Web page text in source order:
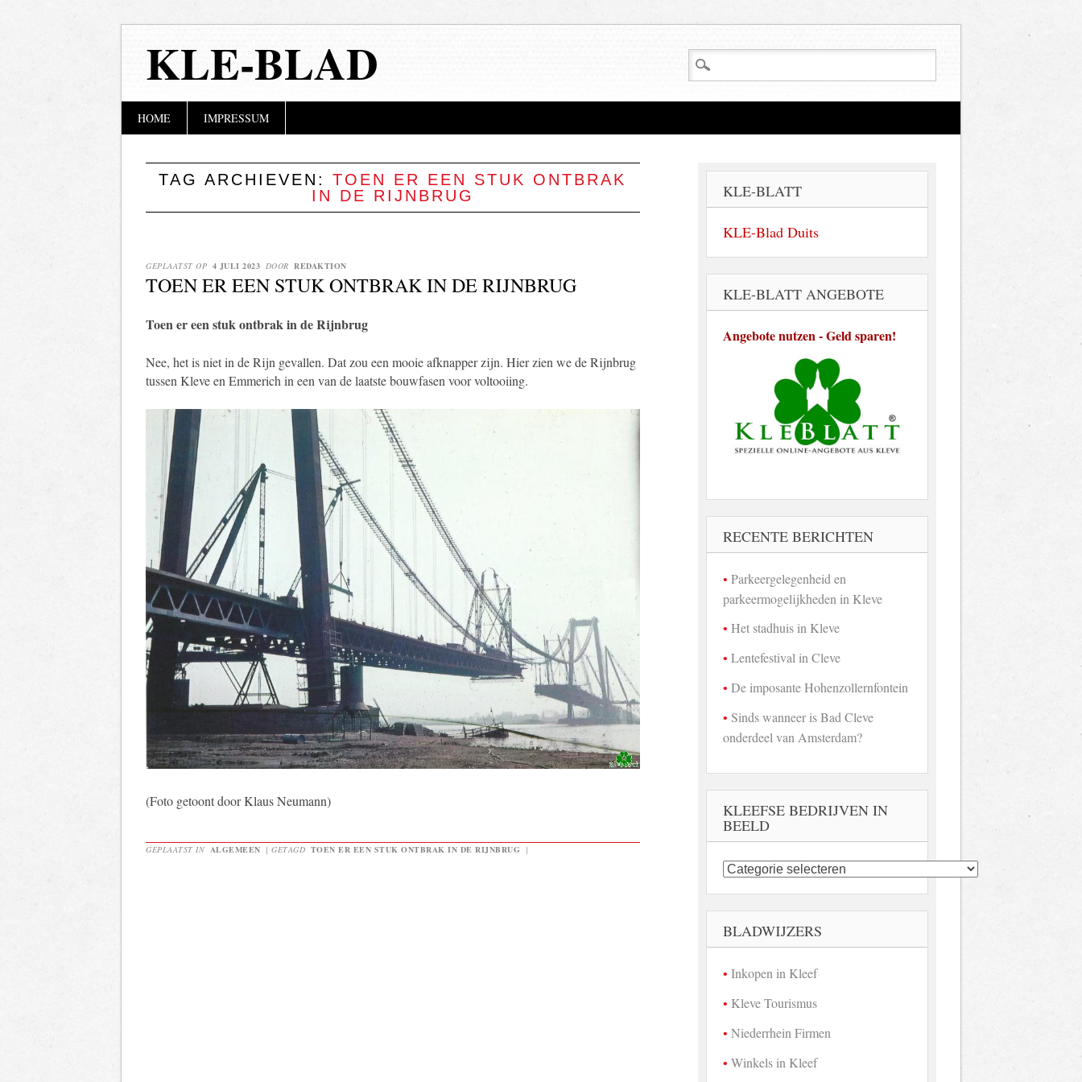
KLE-BLAD
Hoofdmenu
springen
HOME IMPRESSUM
TAG ARCHIEVEN:TOEN ER EEN STUK ONTBRAK
IN DE RIJNBRUG
GEPLAATST OP 4 JULI 2023 DOOR REDAKTION
TOEN ER EEN STUK ONTBRAK IN DE RIJNBRUG
Toen er een stuk ontbrak in de Rijnbrug
Nee, het is niet in de Rijn gevallen. Dat zou een mooie afknapper zijn. Hier zien we de Rijnbrug
tussen Kleve en Emmerich in een van de laatste bouwfasen voor voltooiing.
(Foto getoont door Klaus Neumann)
GEPLAATST IN ALGEMEEN | GETAGD TOEN ER EEN STUK ONTBRAK IN DE RIJNBRUG |
KLE-BLATT
KLE-Blad Duits
KLE-BLATT ANGEBOTE
Angebote nutzen - Geld sparen!
RECENTE BERICHTEN
Parkeergelegenheid en
parkeermogelijkheden in Kleve
Het stadhuis in Kleve
Lentefestival in Cleve
De imposante Hohenzollernfontein
Sinds wanneer is Bad Cleve
onderdeel van Amsterdam?
KLEEFSE BEDRIJVEN IN
BEELD
Kleefse
bedrijven
beeld
BLADWIJZERS
Inkopen in Kleef
Kleve Tourismus
Niederrhein Firmen
Winkels in Kleef